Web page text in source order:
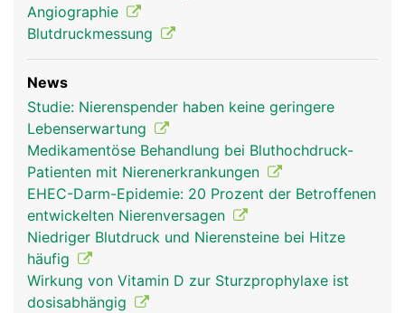
Angiographie
Blutdruckmessung
News
Studie: Nierenspender haben keine geringere
Lebenserwartung
Medikamentöse Behandlung bei Bluthochdruck-
Patienten mit Nierenerkrankungen
EHEC-Darm-Epidemie: 20 Prozent der Betroffenen
entwickelten Nierenversagen
Niedriger Blutdruck und Nierensteine bei Hitze
häufig
Wirkung von Vitamin D zur Sturzprophylaxe ist
dosisabhängig